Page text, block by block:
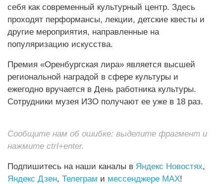
себя как современный культурный центр. Здесь
проходят перформансы, лекции, детские квесты и
другие мероприятия, направленные на
популяризацию искусства.
Премия «Оренбургская лира» является высшей
региональной наградой в сфере культуры и
ежегодно вручается в День работника культуры.
Сотрудники музея ИЗО получают ее уже в 18 раз.
Сообщите нам об ошибке: выделите фрагмент и
нажмите ctrl+enter.
Подпишитесь на наши каналы в Яндекс Новостях,
Яндекс Дзен, Телеграм и мессенджере MAX!